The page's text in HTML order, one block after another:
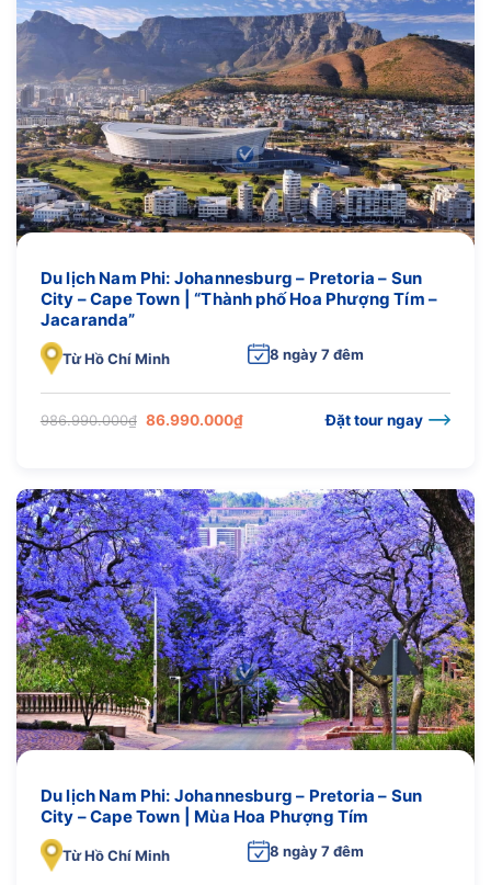
Du lịch Nam Phi: Johannesburg – Pretoria – Sun
City – Cape Town | “Thành phố Hoa Phượng Tím –
Jacaranda”
Từ Hồ Chí Minh 8 ngày 7 đêm
986.990.000₫ Giá
86.990.000₫Giá
hiện
Đặt tour ngay
Du lịch Nam Phi: Johannesburg – Pretoria – Sun
City – Cape Town | Mùa Hoa Phượng Tím
Từ Hồ Chí Minh 8 ngày 7 đêm